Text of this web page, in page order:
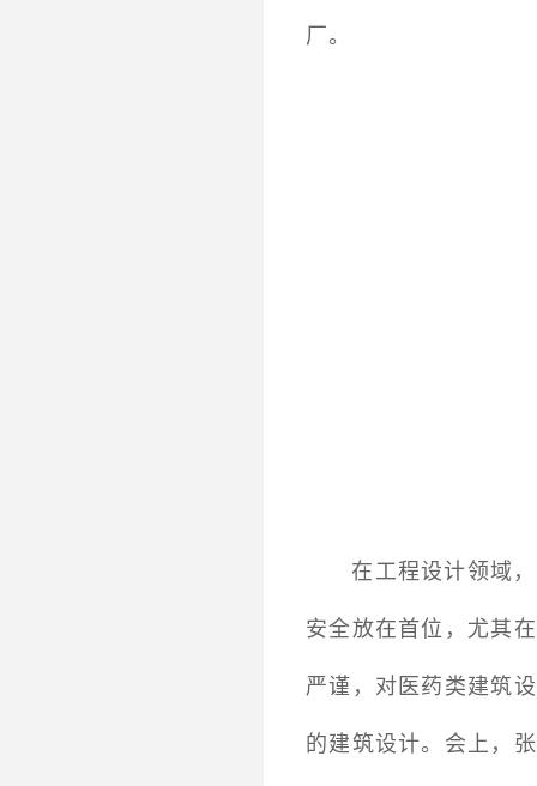
厂。
在工程设计领域
安全放在首位，尤其
严谨，对医药类建筑
的建筑设计。会上，